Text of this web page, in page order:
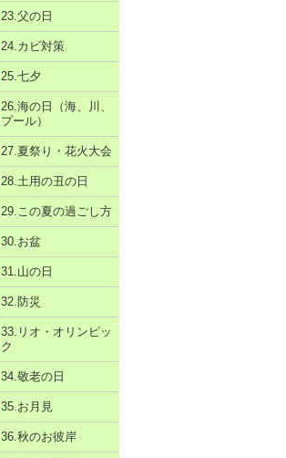
23.父の日
24.カビ対策
25.七夕
26.海の日（海、川、
プール）
27.夏祭り・花火大会
28.土用の丑の日
29.この夏の過ごし方
30.お盆
31.山の日
32.防災
33.リオ・オリンピッ
ク
34.敬老の日
35.お月見
36.秋のお彼岸